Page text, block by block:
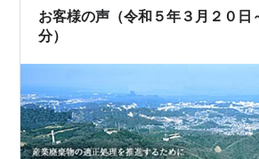
お客様の声（令和５年３月２０日
分）